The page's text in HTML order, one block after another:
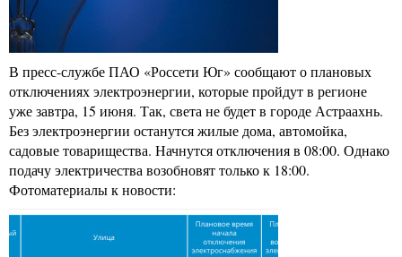
В пресс-службе ПАО «Россети Юг» сообщают о плановых
отключениях электроэнергии, которые пройдут в регионе
уже завтра, 15 июня. Так, света не будет в городе Астраахнь.
Без электроэнергии останутся жилые дома, автомойка,
садовые товарищества. Начнутся отключения в 08:00. Однако
подачу электричества возобновят только к 18:00.
Фотоматериалы к новости: